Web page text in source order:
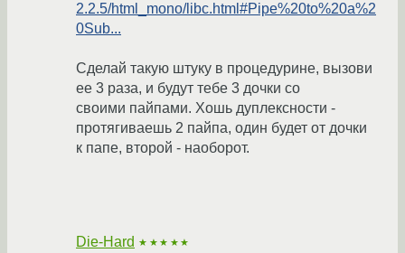
2.2.5/html_mono/libc.html#Pipe%20to%20a%2
0Sub...
Сделай такую штуку в процедурине, вызови
ее 3 раза, и будут тебе 3 дочки со
своими пайпами. Хошь дуплексности -
протягиваешь 2 пайпа, один будет от дочки
к папе, второй - наоборот.
Die-Hard ★★★★★